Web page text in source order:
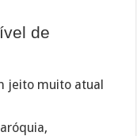
de
jeito muito atual